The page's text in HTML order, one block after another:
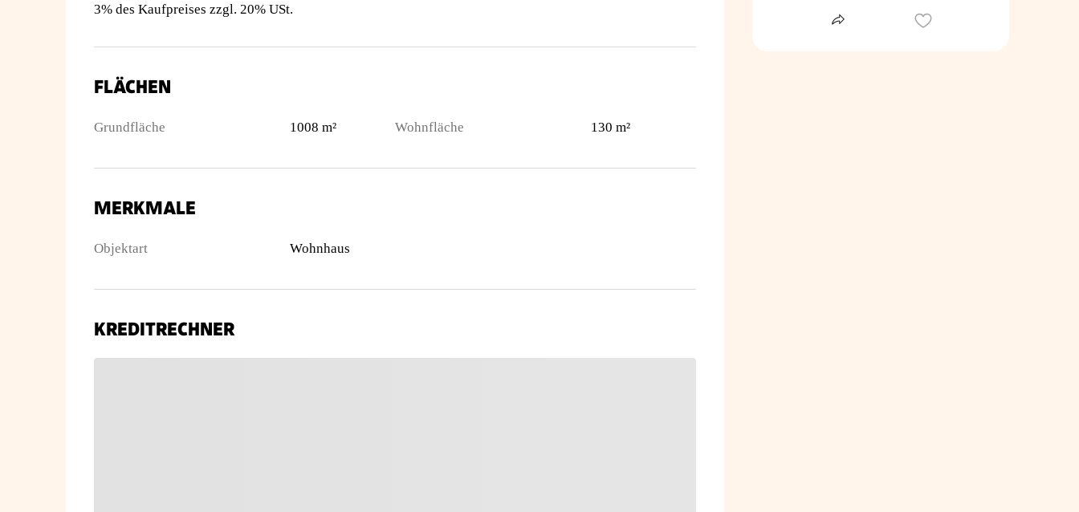
3% des Kaufpreises zzgl. 20% USt.
FLÄCHEN
Grundfläche 1008 m² Wohnfläche 130 m²
MERKMALE
Objektart Wohnhaus
KREDITRECHNER